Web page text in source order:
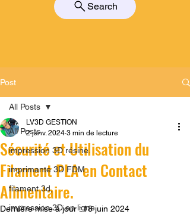
Search
Post
All Posts
impression 3D résine.
imprimante 3D FDM
filament 3d,
impression 3D en ligne
All Posts
Sécurité et Utilisation du
Filament PLA en Contact
Alimentaire.
LV3D GESTION
2 janv. 2024 3 min de lecture
Dernière mise à jour :18 juin 2024